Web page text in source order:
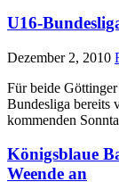
U16-
Dezember 2, 2010
Für beide
Bundesliga bereits
kommenden
Königsblaue
Weende an